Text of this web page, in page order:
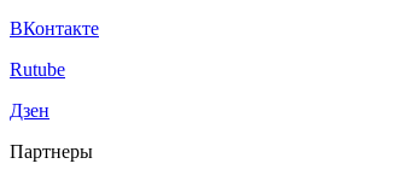
ВКонтакте
Rutube
Дзен
Партнеры